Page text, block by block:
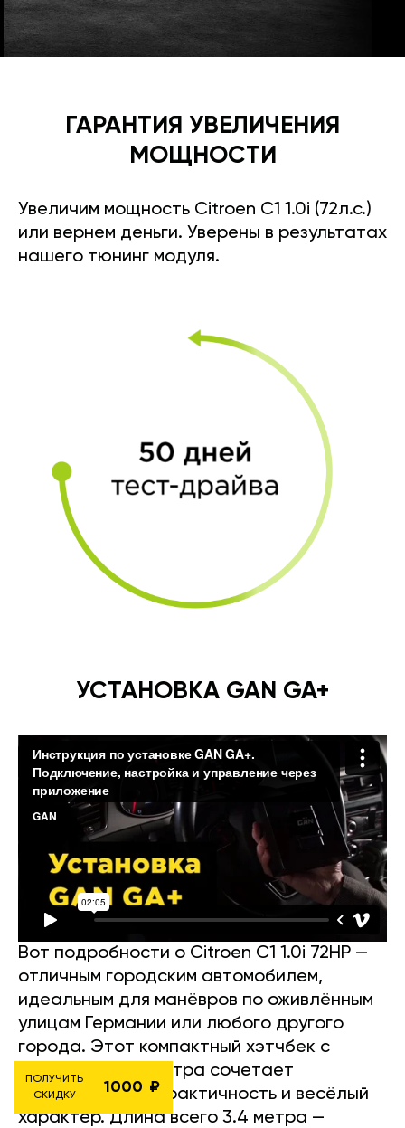
ГАРАНТИЯ УВЕЛИЧЕНИЯ
МОЩНОСТИ
Увеличим мощность Citroen C1 1.0i (72л.с.)
или вернем деньги. Уверены в результатах
нашего тюнинг модуля.
УСТАНОВКА GAN GA+
Вот подробности о Citroen C1 1.0i 72HP —
отличным городским автомобилем,
идеальным для манёвров по оживлённым
улицам Германии или любого другого
города. Этот компактный хэтчбек с
двигателем 1.0 литра сочетает
экономичность, практичность и весёлый
характер. Длина всего 3.4 метра —
ПОЛУЧИТЬ
СКИДКУ
1000